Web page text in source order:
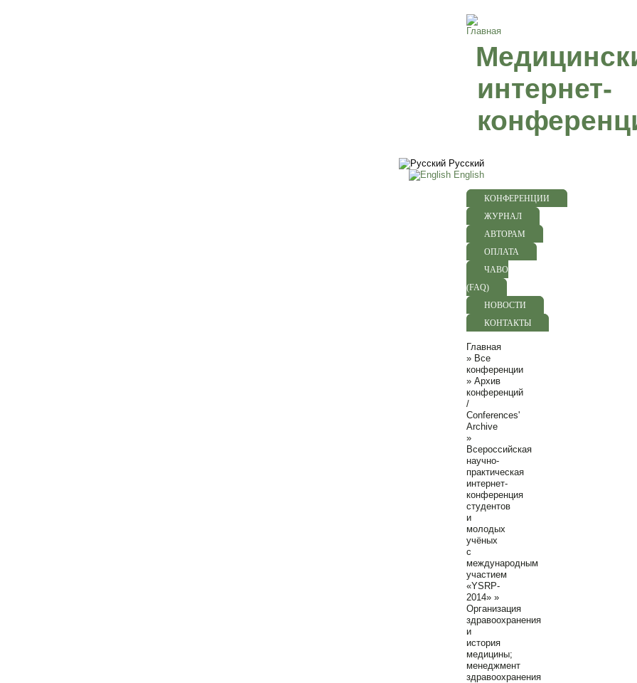
интернет-
Русский
English
КОНФЕРЕНЦИИ
ЖУРНАЛ
АВТОРАМ
ОПЛАТА
ЧАВО
(FAQ)
НОВОСТИ
КОНТАКТЫ
Главная
» Все
конференции
»Архив
конференций
/
Conferences'
Archive
»
Всероссийская
научно-
практическая
интернет-
конференция
студентов
и
молодых
учёных
с
международным
участием
«YSRP-
2014» »
Организация
здравоохранения
и
история
медицины;
менеджмент
здравоохранения